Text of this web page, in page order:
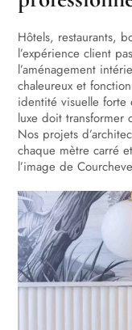
Hôtels, restaurants,
l’expérience client
l’aménagement
chaleureux et
identité visuelle
luxe doit transformer
Nos projets
chaque mètre carré
l’image de